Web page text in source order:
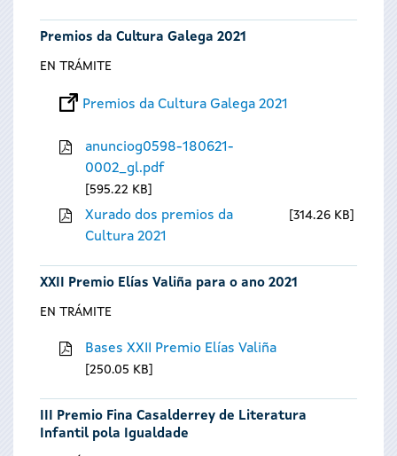
Premios da Cultura Galega 2021
EN TRÁMITE
Premios da Cultura Galega 2021
anunciog0598-180621-
0002_gl.pdf
595.22 KB
Xurado dos premios da
Cultura 2021
314.26 KB
XXII Premio Elías Valiña para o ano 2021
EN TRÁMITE
Bases XXII Premio Elías Valiña
250.05 KB
III Premio Fina Casalderrey de Literatura
Infantil pola Igualdade